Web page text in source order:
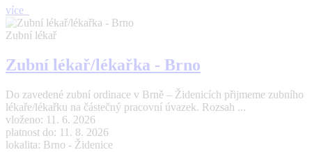
více
Zubní lékař
Zubní lékař/lékařka - Brno
Do zavedené zubní ordinace v Brně – Židenicích přijmeme zubního
lékaře/lékařku na částečný pracovní úvazek. Rozsah ...
vloženo: 11. 6. 2026
platnost do: 11. 8. 2026
lokalita: Brno - Židenice